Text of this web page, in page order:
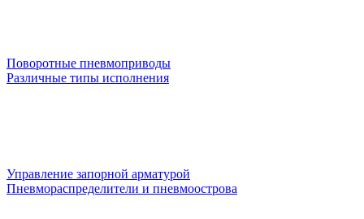
Поворотные пневмоприводы
Различные типы исполнения
Управление запорной арматурой
Пневмораспределители и пневмоострова